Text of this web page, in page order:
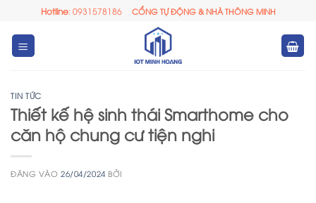
dung
Hotline: 0931578186 CỔNG TỰ ĐỘNG & NHÀ THÔNG MINH
TIN TỨC
Thiết kế hệ sinh thái Smarthome cho
căn hộ chung cư tiện nghi
ĐĂNG VÀO26/04/2024 BỞI